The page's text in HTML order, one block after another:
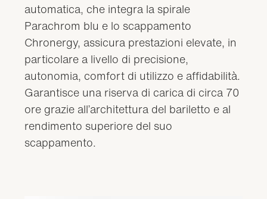
automatica, che integra la spirale
Parachrom blu e lo scappamento
Chronergy, assicura prestazioni elevate, in
particolare a livello di precisione,
autonomia, comfort di utilizzo e affidabilità.
Garantisce una riserva di carica di circa 70
ore grazie all’architettura del bariletto e al
rendimento superiore del suo
scappamento.